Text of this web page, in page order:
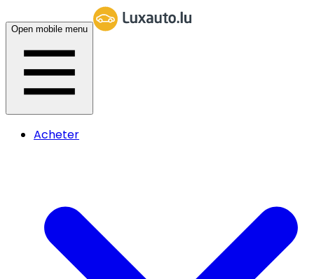
Open mobile menu
Acheter